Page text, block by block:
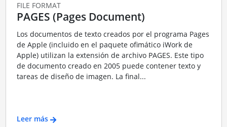
FILE FORMAT
PAGES (Pages Document)
Los documentos de texto creados por el programa Pages
de Apple (incluido en el paquete ofimático iWork de
Apple) utilizan la extensión de archivo PAGES. Este tipo
de documento creado en 2005 puede contener texto y
tareas de diseño de imagen. La final...
Leer más